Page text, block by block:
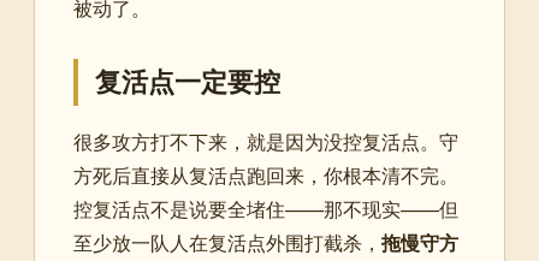
被动了。
复活点一定要控
很多攻方打不下来，就是因为没控复活点。守
方死后直接从复活点跑回来，你根本清不完。
控复活点不是说要全堵住——那不现实——但
至少放一队人在复活点外围打截杀， 拖慢守方